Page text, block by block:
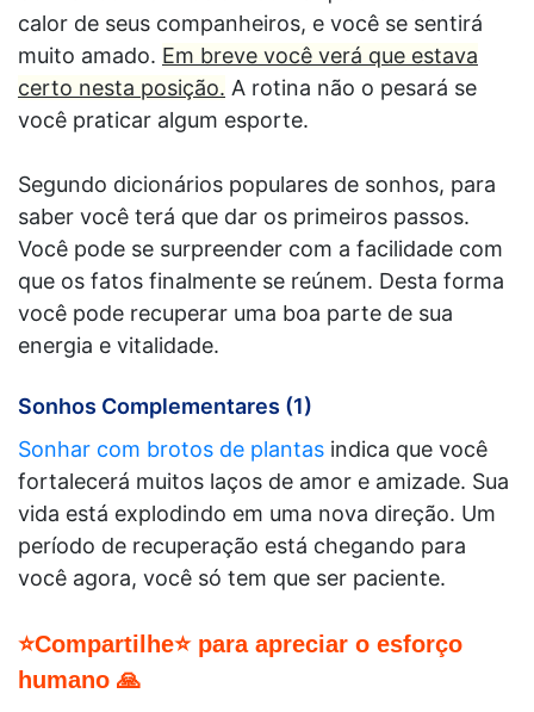
calor de seus companheiros, e você se sentirá
muito amado. Em breve você verá que estava
certo nesta posição. A rotina não o pesará se
você praticar algum esporte.
Segundo dicionários populares de sonhos, para
saber você terá que dar os primeiros passos.
Você pode se surpreender com a facilidade com
que os fatos finalmente se reúnem. Desta forma
você pode recuperar uma boa parte de sua
energia e vitalidade.
Sonhos Complementares (1)
Sonhar com brotos de plantas indica que você
fortalecerá muitos laços de amor e amizade. Sua
vida está explodindo em uma nova direção. Um
período de recuperação está chegando para
você agora, você só tem que ser paciente.
⭐Compartilhe⭐ para apreciar o esforço
humano 🙏